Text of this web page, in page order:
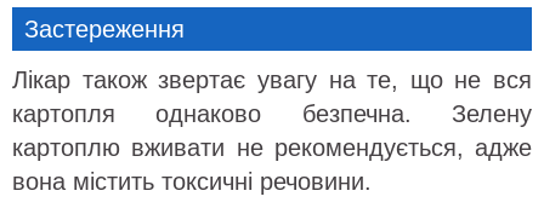
Застереження
Лікар також звертає увагу на те, що не вся
картопля однаково безпечна. Зелену
картоплю вживати не рекомендується, адже
вона містить токсичні речовини.